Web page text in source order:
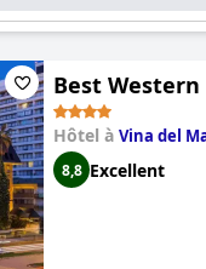
Best
Hôtel à Vina del
8,8 Excellent